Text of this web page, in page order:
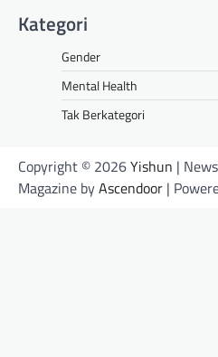
Kategori
Gender
Mental Health
Tak Berkategori
Copyright © 2026Yishun |
Magazine byAscendoor |